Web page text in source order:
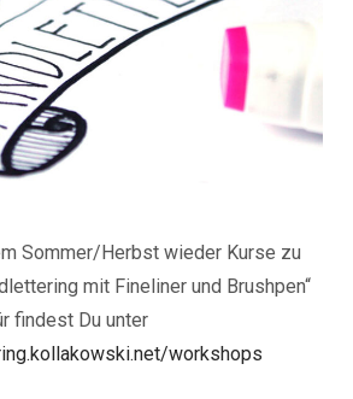
Sommer/Herbst wieder Kurse zu
mit Fineliner und Brushpen“
findest Du unter
workshops